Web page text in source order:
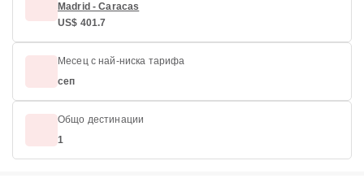
Madrid - Caracas
US$ 401.7
Месец с най-ниска тарифа
сеп
Общо дестинации
1